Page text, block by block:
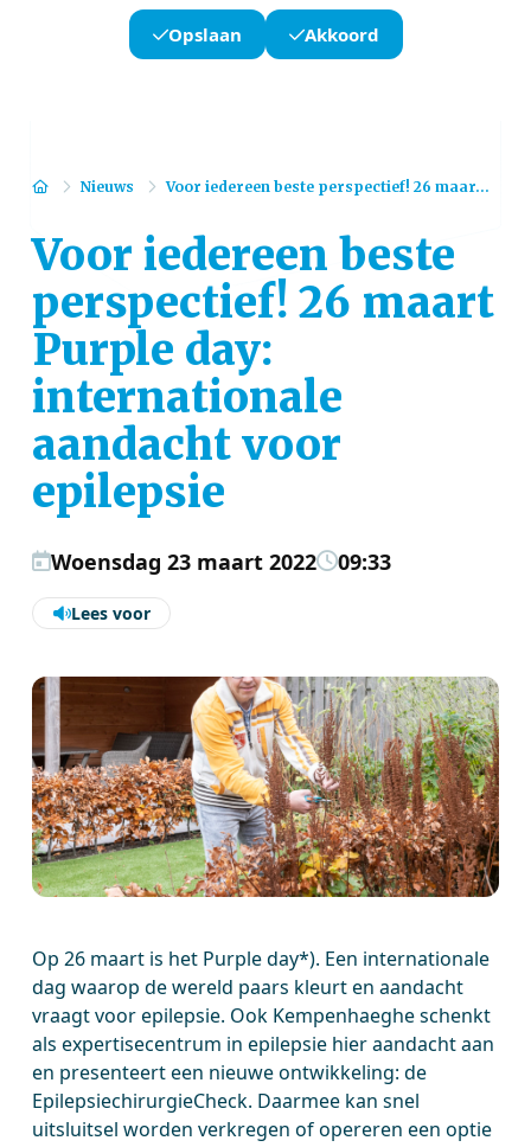
Opslaan Akkoord
HomeNieuws Voor iedereen beste perspectief! 26 maar...
Voor iedereen beste
perspectief! 26 maart
Purple day:
internationale
aandacht voor
epilepsie
Woensdag 23 maart 2022 09:33
Lees voor
Op 26 maart is het Purple day*). Een internationale
dag waarop de wereld paars kleurt en aandacht
vraagt voor epilepsie. Ook Kempenhaeghe schenkt
als expertisecentrum in epilepsie hier aandacht aan
en presenteert een nieuwe ontwikkeling: de
EpilepsiechirurgieCheck. Daarmee kan snel
uitsluitsel worden verkregen of opereren een optie